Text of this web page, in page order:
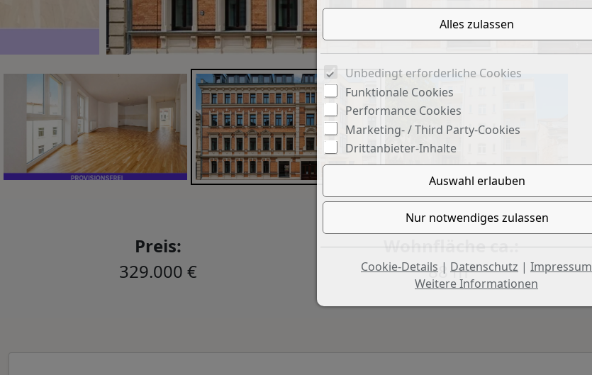
Hausansicht
Preis:
329.000 €
Wohnfläche ca.:
88 m²
Unbedingt erforderliche Cookies
Funktionale Cookies
Performance Cookies
Marketing- / Third Party-Cookies
Drittanbieter-Inhalte
Cookie-Details | Datenschutz | Impressum
Weitere Informationen